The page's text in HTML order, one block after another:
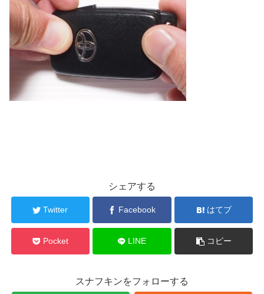
シェアする
Twitter Facebook はてブ
Pocket LINE コピー
スナフキンをフォローする